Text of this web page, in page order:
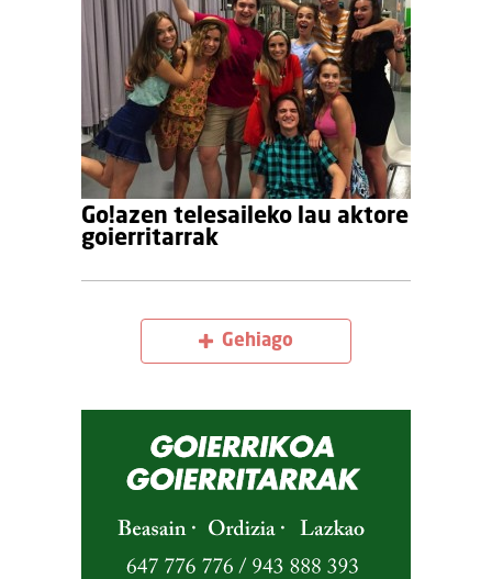
Go!azen telesaileko lau aktore
goierritarrak
Gehiago